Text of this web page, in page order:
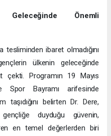
Geleceğinde Önemli
ibaret olmadığını
ülkenin geleceğinde
çekti. Programın 19 Mayıs
Spor Bayramı arifesinde
belirten Dr. Dere,
duyduğu güvenin,
en temel değerlerden biri